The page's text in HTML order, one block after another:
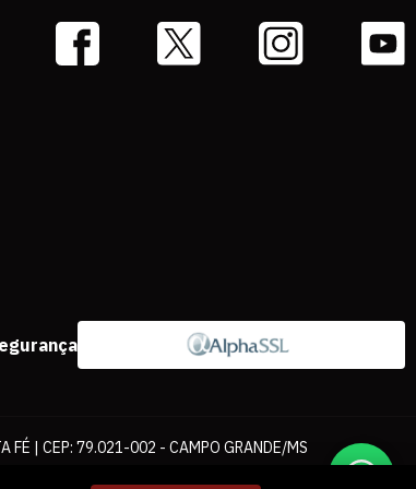
FÉ | CEP: 79.021-002 - CAMPO GRANDE/MS